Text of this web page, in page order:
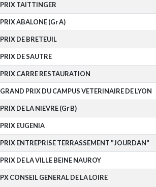
PRIX TAITTINGER
PRIX ABALONE (Gr A)
PRIX DE BRETEUIL
PRIX DE SAUTRE
PRIX CARRE RESTAURATION
GRAND PRIX DU CAMPUS VETERINAIRE DE LYON
PRIX DE LA NIEVRE (Gr B)
PRIX EUGENIA
PRIX ENTREPRISE TERRASSEMENT "JOURDAN"
PRIX DE LA VILLE BEINE NAUROY
PX CONSEIL GENERAL DE LA LOIRE